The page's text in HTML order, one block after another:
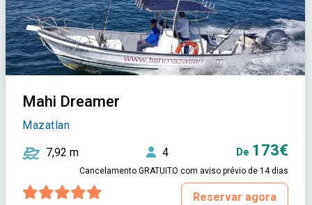
Mahi Dreamer
Mazatlan
7,92 m 4 De 173€
Cancelamento GRATUITO com aviso prévio de 14 dias
Reservar agora